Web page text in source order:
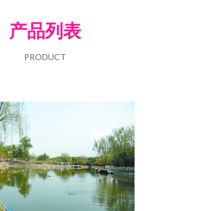
产品列表
PRODUCT